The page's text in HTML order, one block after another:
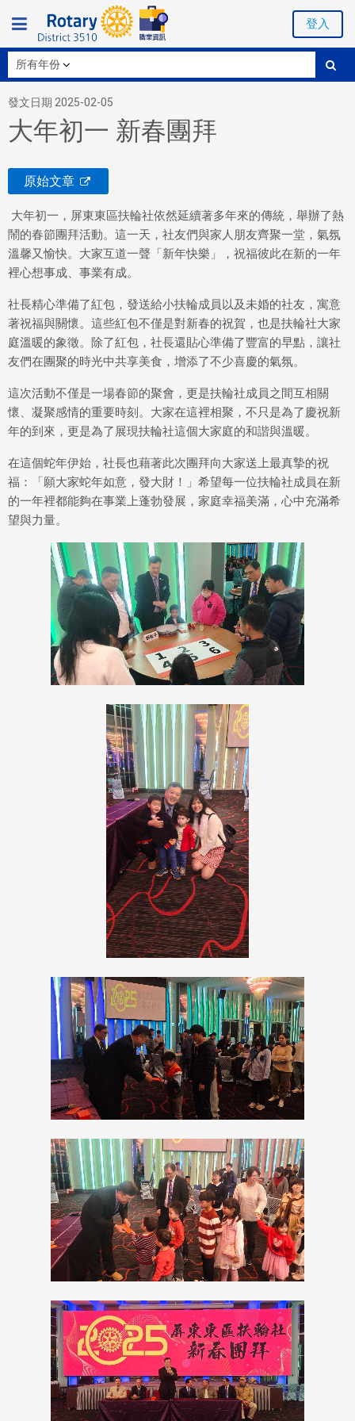
登入
發文日期 2025-02-05
大年初一 新春團拜
原始文章
大年初一，屏東東區扶輪社依然延續著多年來的傳統，舉辦了熱
鬧的春節團拜活動。這一天，社友們與家人朋友齊聚一堂，氣氛
溫馨又愉快。大家互道一聲「新年快樂」，祝福彼此在新的一年
裡心想事成、事業有成。
社長精心準備了紅包，發送給小扶輪成員以及未婚的社友，寓意
著祝福與關懷。這些紅包不僅是對新春的祝賀，也是扶輪社大家
庭溫暖的象徵。除了紅包，社長還貼心準備了豐富的早點，讓社
友們在團聚的時光中共享美食，增添了不少喜慶的氣氛。
這次活動不僅是一場春節的聚會，更是扶輪社成員之間互相關
懷、凝聚感情的重要時刻。大家在這裡相聚，不只是為了慶祝新
年的到來，更是為了展現扶輪社這個大家庭的和諧與溫暖。
在這個蛇年伊始，社長也藉著此次團拜向大家送上最真摯的祝
福：「願大家蛇年如意，發大財！」希望每一位扶輪社成員在新
的一年裡都能夠在事業上蓬勃發展，家庭幸福美滿，心中充滿希
望與力量。